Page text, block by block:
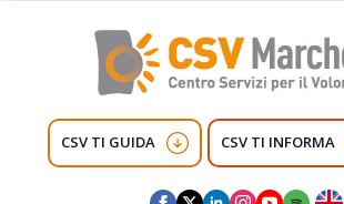
CSV TI GUIDA CSV TI INFORMA